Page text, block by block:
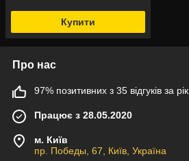
Купити
Про нас
97% позитивних з 35 відгуків за рік
Працює з 28.05.2020
м. Київ
пр. Победы, 67, Київ, Україна